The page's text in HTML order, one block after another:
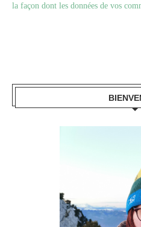
la façon dont les données de vos